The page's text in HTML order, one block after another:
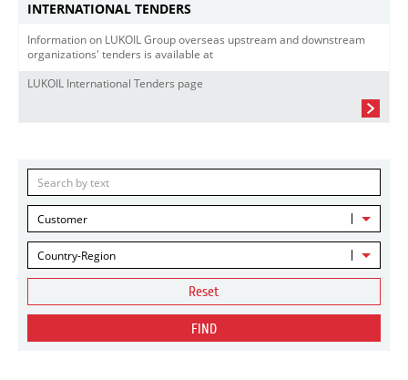
INTERNATIONAL TENDERS
Information on LUKOIL Group overseas upstream and downstream
organizations' tenders is available at
LUKOIL International Tenders page
Customer
Country-Region
Reset
FIND